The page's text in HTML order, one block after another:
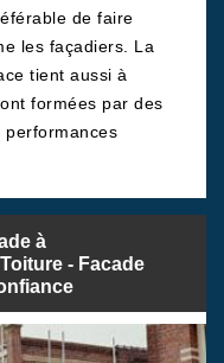
de faire
les façadiers. La
tient aussi à
formées par des
performances
à
- Facade